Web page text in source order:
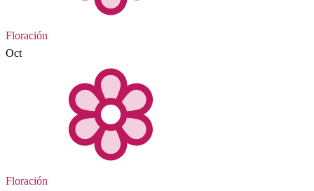
Floración
Oct
Floración